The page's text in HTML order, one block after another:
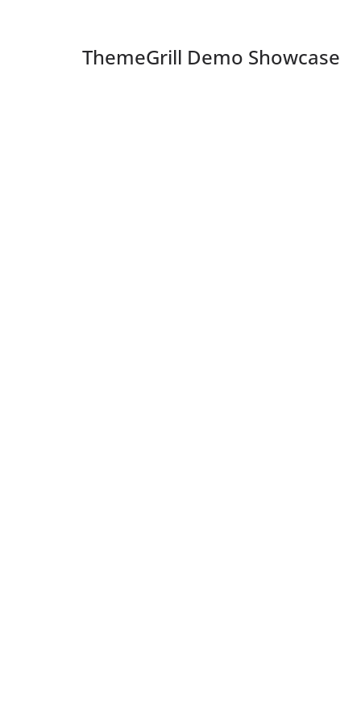
ThemeGrill Demo Showcase